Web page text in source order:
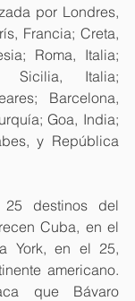
por Londres,
Francia; Creta,
Roma, Italia;
Sicilia, Italia;
Barcelona,
Goa, India;
y República
25 destinos del
Cuba, en el
York, en el 25,
americano.
que Bávaro